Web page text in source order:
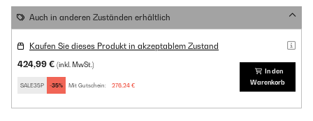
Auch in anderen Zuständen erhältlich
Kaufen Sie dieses Produkt in akzeptablem Zustand
424,99 € (inkl. MwSt.)
SALE35P -35% Mit Gutschein: 276,24 €
In den
Warenkorb